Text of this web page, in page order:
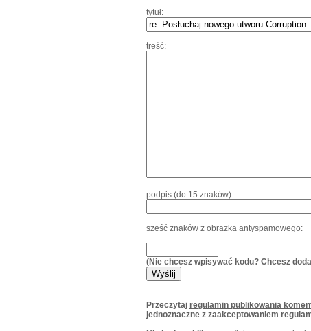
tytuł:
treść:
podpis (do 15 znaków):
sześć znaków z obrazka antyspamowego:
(Nie chcesz wpisywać kodu? Chcesz
Przeczytaj regulamin publikowania
jednoznaczne z zaakceptowaniem